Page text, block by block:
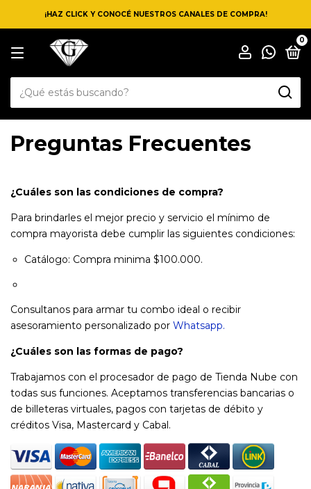
¡HAZ CLICK Y CONOCÉ NUESTROS CANALES DE COMPRA!
0
Preguntas Frecuentes
¿Cuáles son las condiciones de compra?
Para brindarles el mejor precio y servicio el mínimo de
compra mayorista debe cumplir las siguientes condiciones:
Catálogo: Compra minima $100.000.
Consultanos para armar tu combo ideal o recibir
asesoramiento personalizado por Whatsapp.
¿Cuáles son las formas de pago?
Trabajamos con el procesador de pago de Tienda Nube con
todas sus funciones. Aceptamos transferencias bancarias o
de billeteras virtuales, pagos con tarjetas de débito y
créditos Visa, Mastercard y Cabal.